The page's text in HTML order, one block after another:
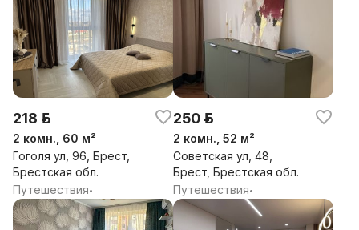
218 р.
2 комн., 60 м²
Гоголя ул, 96, Брест,
Брестская обл.
Путешествия•
250 р.
2 комн., 52 м²
Советская ул, 48,
Брест, Брестская обл.
Путешествия•